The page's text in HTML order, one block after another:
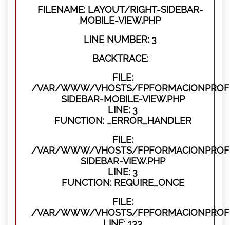
FILENAME: LAYOUT/RIGHT-SIDEBAR-
MOBILE-VIEW.PHP
LINE NUMBER: 3
BACKTRACE:
FILE:
/VAR/WWW/VHOSTS/
SIDEBAR-MOBILE-VIEW.PHP
LINE: 3
FUNCTION: _ERROR_HANDLER
FILE:
/VAR/WWW/VHOSTS/
SIDEBAR-VIEW.PHP
LINE: 3
FUNCTION: REQUIRE_ONCE
FILE:
/VAR/WWW/VHOSTS/